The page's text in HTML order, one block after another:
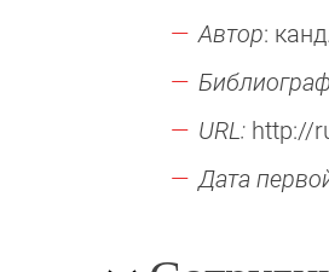
Автор:
URL: http://
Дата